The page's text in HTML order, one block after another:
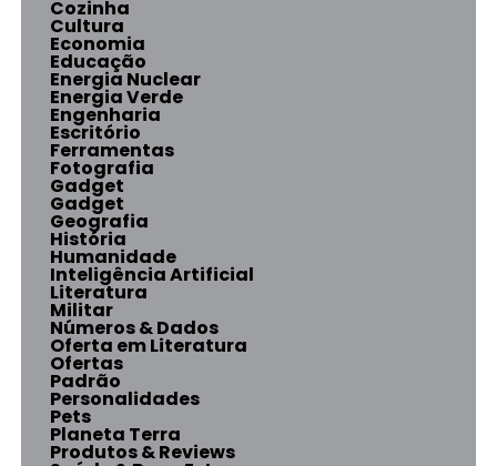
Cozinha
Cultura
Economia
Educação
Energia Nuclear
Energia Verde
Engenharia
Escritório
Ferramentas
Fotografia
Gadget
Gadget
Geografia
História
Humanidade
Inteligência Artificial
Literatura
Militar
Números & Dados
Oferta em Literatura
Ofertas
Padrão
Personalidades
Pets
Planeta Terra
Produtos & Reviews